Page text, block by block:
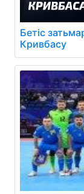
Бетіс
Кривбасу